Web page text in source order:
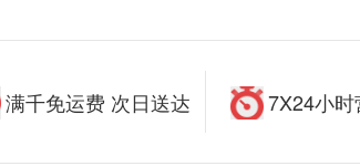
满千免运费 次日送达 7X24小